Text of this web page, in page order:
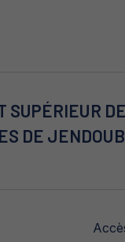
SUPÉRIEUR
DE